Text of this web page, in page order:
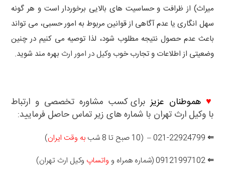
میراث) از ظرافت و حساسیت های بالایی برخوردار است و هر گونه
سهل انگاری یا عدم آگاهی از قوانین مربوط به امور حسبی، می تواند
باعث عدم حصول نتیجه مطلوب شود، لذا توصیه می کنیم در چنین
وضعیتی از اطلاعات و تجارب خوبوکیل در امور ارث بهره مند شوید.
♥ هموطنان عزیز برای کسب مشاوره تخصصی و ارتباط
باوکیل ارث تهران با شماره های زیر تماس حاصل فرمایید:
⇐ به وقت ایران)
⇐09121997102 (شماره همراه و واتساپ وکیل ارث تهران)